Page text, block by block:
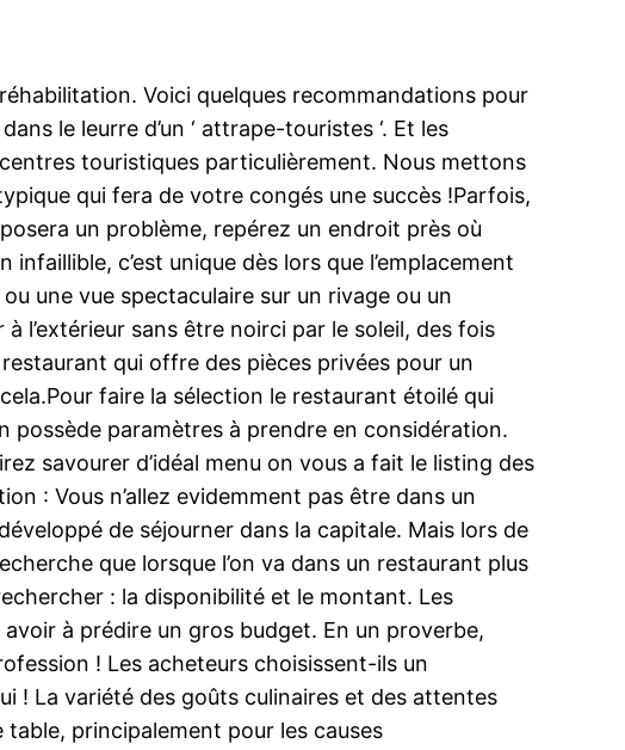
Voici quelques recommandations pour
le leurre d’un ‘ attrape-touristes ‘. Et les
touristiques particulièrement. Nous mettons
qui fera de votre congés une succès !Parfois,
un problème, repérez un endroit près où
c’est unique dès lors que l’emplacement
une vue spectaculaire sur un rivage ou un
l’extérieur sans être noirci par le soleil, des fois
qui offre des pièces privées pour un
faire la sélection le restaurant étoilé qui
possède paramètres à prendre en considération.
savourer d’idéal menu on vous a fait le listing des
: Vous n’allez evidemment pas être dans un
de séjourner dans la capitale. Mais lors de
que lorsque l’on va dans un restaurant plus
: la disponibilité et le montant. Les
à prédire un gros budget. En un proverbe,
! Les acheteurs choisissent-ils un
! La variété des goûts culinaires et des attentes
table, principalement pour les causes